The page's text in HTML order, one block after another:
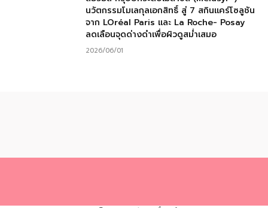
นวัตกรรมโมเลกุลเอกสิทธิ์ สู่ 7 สกินแคร์โซลูชัน
จาก LOréal Paris และ La Roche- Posay
ลดเลือนจุดด่างดำเพื่อผิวดูสม่ำเสมอ
2026/06/01